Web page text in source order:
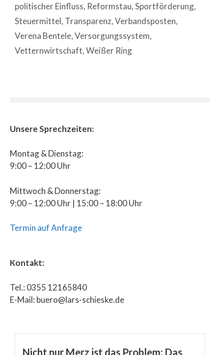
politischer Einfluss, Reformstau,Sportförderung,
Steuermittel, Transparenz,Verbandsposten,
Verena Bentele,Versorgungssystem,
Vetternwirtschaft,Weißer Ring
Unsere Sprechzeiten:
Montag & Dienstag:
9:00 – 12:00 Uhr
Mittwoch & Donnerstag:
9:00 – 12:00 Uhr | 15:00 – 18:00 Uhr
Termin auf Anfrage
Kontakt:
Tel.: 0355 12165840
E-Mail: buero@lars-schieske.de
Nicht nur Merz ist das Problem: Das